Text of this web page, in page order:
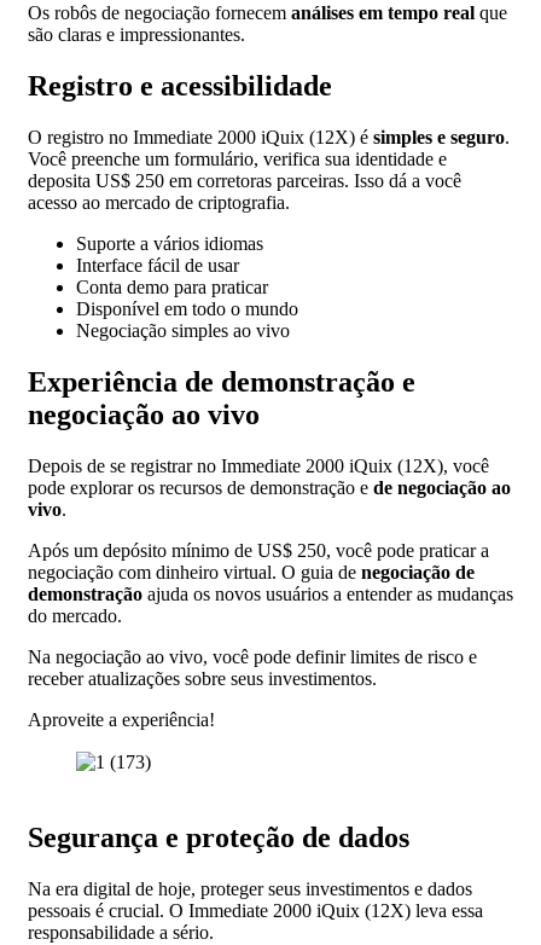
Os robôs de negociação fornecem análises em tempo real que
são claras e impressionantes.
Registro e acessibilidade
O registro no Immediate 2000 iQuix (12X) é simples e seguro.
Você preenche um formulário, verifica sua identidade e
deposita US$ 250 em corretoras parceiras. Isso dá a você
acesso ao mercado de criptografia.
Suporte a vários idiomas
Interface fácil de usar
Conta demo para praticar
Disponível em todo o mundo
Negociação simples ao vivo
Experiência de demonstração e
negociação ao vivo
Depois de se registrar no Immediate 2000 iQuix (12X), você
pode explorar os recursos de demonstração e de negociação ao
vivo.
Após um depósito mínimo de US$ 250, você pode praticar a
negociação com dinheiro virtual. O guia de negociação de
demonstração ajuda os novos usuários a entender as mudanças
do mercado.
Na negociação ao vivo, você pode definir limites de risco e
receber atualizações sobre seus investimentos.
Aproveite a experiência!
Segurança e proteção de dados
Na era digital de hoje, proteger seus investimentos e dados
pessoais é crucial. O Immediate 2000 iQuix (12X) leva essa
responsabilidade a sério.